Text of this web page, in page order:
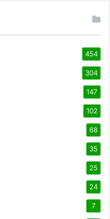
454
304
147
102
68
35
25
24
7